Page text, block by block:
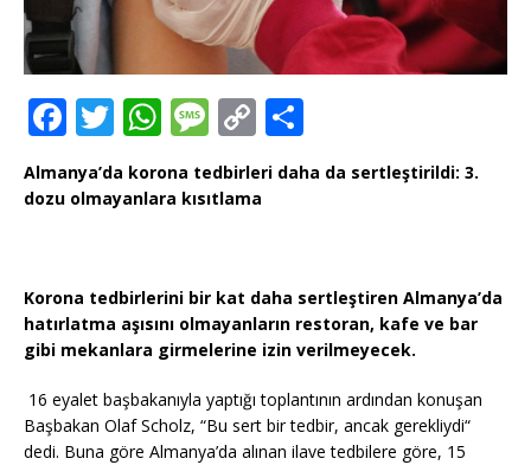
F
c
o
o
k
T
w
it
W
at
p
p
M
e
ss
e
C
o
p
n
k
ei
le
Almanya’da korona tedbirleri daha da sertleştirildi: 3.
dozu olmayanlara kısıtlama
Korona tedbirlerini bir kat daha sertleştiren Almanya’da
hatırlatma aşısını olmayanların restoran, kafe ve bar
gibi mekanlara girmelerine izin verilmeyecek.
16 eyalet başbakanıyla yaptığı toplantının ardından konuşan
Başbakan Olaf Scholz, “Bu sert bir tedbir, ancak gerekliydi“
dedi. Buna göre Almanya’da alınan ilave tedbilere göre, 15